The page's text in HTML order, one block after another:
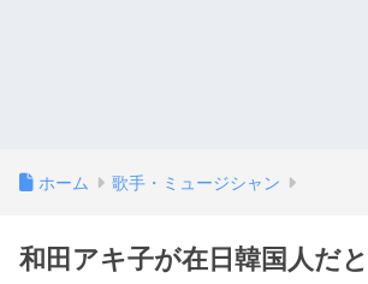
ホーム 歌手・ミュージシャン
和田アキ子が在日韓国人だ